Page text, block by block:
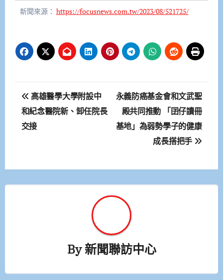
新聞來源： https://focusnews.com.tw/2023/08/521725/
文
章
導
高雄醫學大學附設中
和紀念醫院新、卸任院長
交接
永義防癌基金會和文武聖
殿共同推動 「囝仔讀冊
基地」為弱勢學子的健康
成長搭把手
By新聞聯訪中心